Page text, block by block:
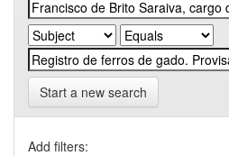
Start a new search
Add filters: